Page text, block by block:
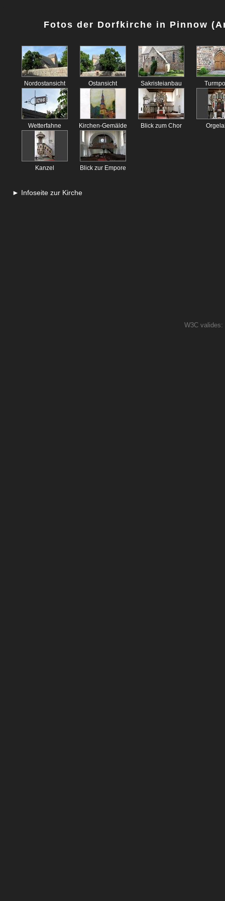
Fotos der Dorfkirche in Pinnow
Nordostansicht Ostansicht Sakristeianbau
Wetterfahne Kirchen-Gemälde Blick zum Chor
Kanzel Blick zur Empore
► Infoseite zur Kirche
W3C valides: